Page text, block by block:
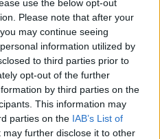
use the below opt-out
Please note that after your
may continue seeing
information utilized by
to third parties prior to
opt-out of the further
by third parties on the
This information may
parties on the IAB’s List of
may further disclose it to other
un mercato in cui
ibrido e plug-in hybrid,
intelligenti a
competizione